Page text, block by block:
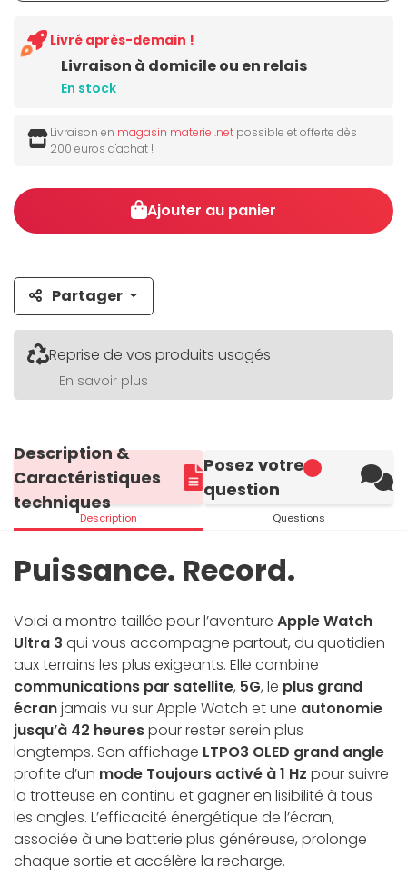
Livraison à domicile ou en relais
En stock
Livré après-demain !
Livraison en magasin materiel.net possible et offerte dès
200 euros d'achat !
Ajouter au panier
Partager
Reprise de vos produits usagés
En savoir plus
Description &
Caractéristiques
techniques
Description
Posez votre
question
Questions
Puissance. Record.
Voici a montre taillée pour l’aventure Apple Watch
Ultra 3 qui vous accompagne partout, du quotidien
aux terrains les plus exigeants. Elle combine
communications par satellite, 5G, le plus grand
écranjamais vu sur Apple Watch et une autonomie
jusqu’à 42 heurespour rester serein plus
longtemps. Son affichage LTPO3 OLED grand angle
profite d’un mode Toujours activé à 1 Hz pour suivre
la trotteuse en continu et gagner en lisibilité à tous
les angles. L’efficacité énergétique de l’écran,
associée à une batterie plus généreuse, prolonge
chaque sortie et accélère la recharge.